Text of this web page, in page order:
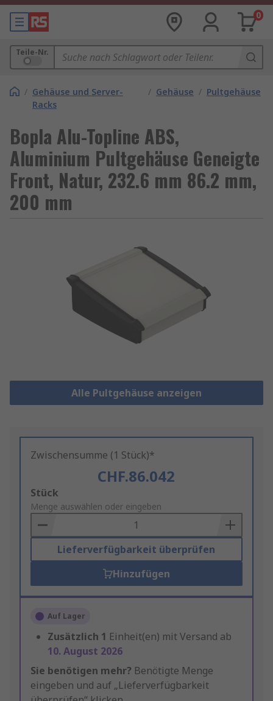
0
Teile-Nr.
/ Gehäuse und Server-
Racks
/ Gehäuse / Pultgehäuse
Bopla Alu-Topline ABS,
Aluminium Pultgehäuse Geneigte
Front, Natur, 232.6 mm 86.2 mm,
200 mm
Alle Pultgehäuse anzeigen
Zwischensumme (1 Stück)*
CHF.86.042
Add
to
Basket
Stück
Menge auswählen oder eingeben
Lieferverfügbarkeit überprüfen
Hinzufügen
Auf Lager
Zusätzlich 1 Einheit(en) mit Versand ab
10. August 2026
Sie benötigen mehr? Benötigte Menge
eingeben und auf „Lieferverfügbarkeit